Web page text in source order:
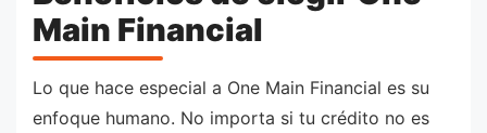
Main Financial
Lo que hace especial a One Main Financial es su
enfoque humano. No importa si tu crédito no es